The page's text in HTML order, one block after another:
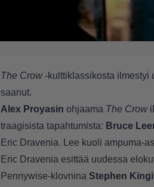
The Crow -kulttiklassikosta ilmestyi
saanut.
Alex Proyasin ohjaama The Crow
traagisista tapahtumista: Bruce
Eric Dravenia. Lee kuoli ampuma-
Eric Dravenia esittää uudessa
Pennywise-klovnina Stephen